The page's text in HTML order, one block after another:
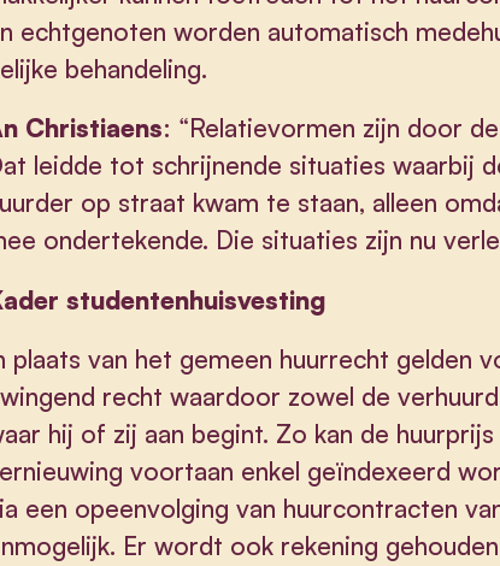
echtgenoten worden automatisch
behandeling.
Christiaens: “Relatievormen zijn door
leidde tot schrijnende situaties waarbij
op straat kwam te staan, alleen
ondertekende. Die situaties zijn nu
studentenhuisvesting
plaats van het gemeen huurrecht gelden
recht waardoor zowel de
hij of zij aan begint. Zo kan de
voortaan enkel geïndexeerd
een opeenvolging van huurcontracten
Er wordt ook rekening